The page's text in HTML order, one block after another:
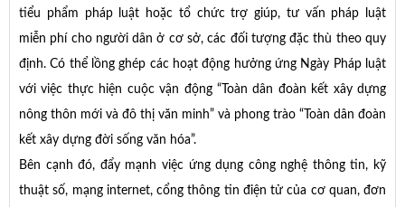
tiểu phẩm pháp luật hoặc tổ chức trợ giúp, tư vấn pháp luật
miễn phí cho người dân ở cơ sở, các đối tượng đặc thù theo quy
định. Có thể lồng ghép các hoạt động hưởng ứng Ngày Pháp luật
với việc thực hiện cuộc vận động “Toàn dân đoàn kết xây dựng
nông thôn mới và đô thị văn minh” và phong trào “Toàn dân đoàn
kết xây dựng đời sống văn hóa”.
Bên cạnh đó, đẩy mạnh việc ứng dụng công nghệ thông tin, kỹ
thuật số, mạng internet, cổng thông tin điện tử của cơ quan, đơn